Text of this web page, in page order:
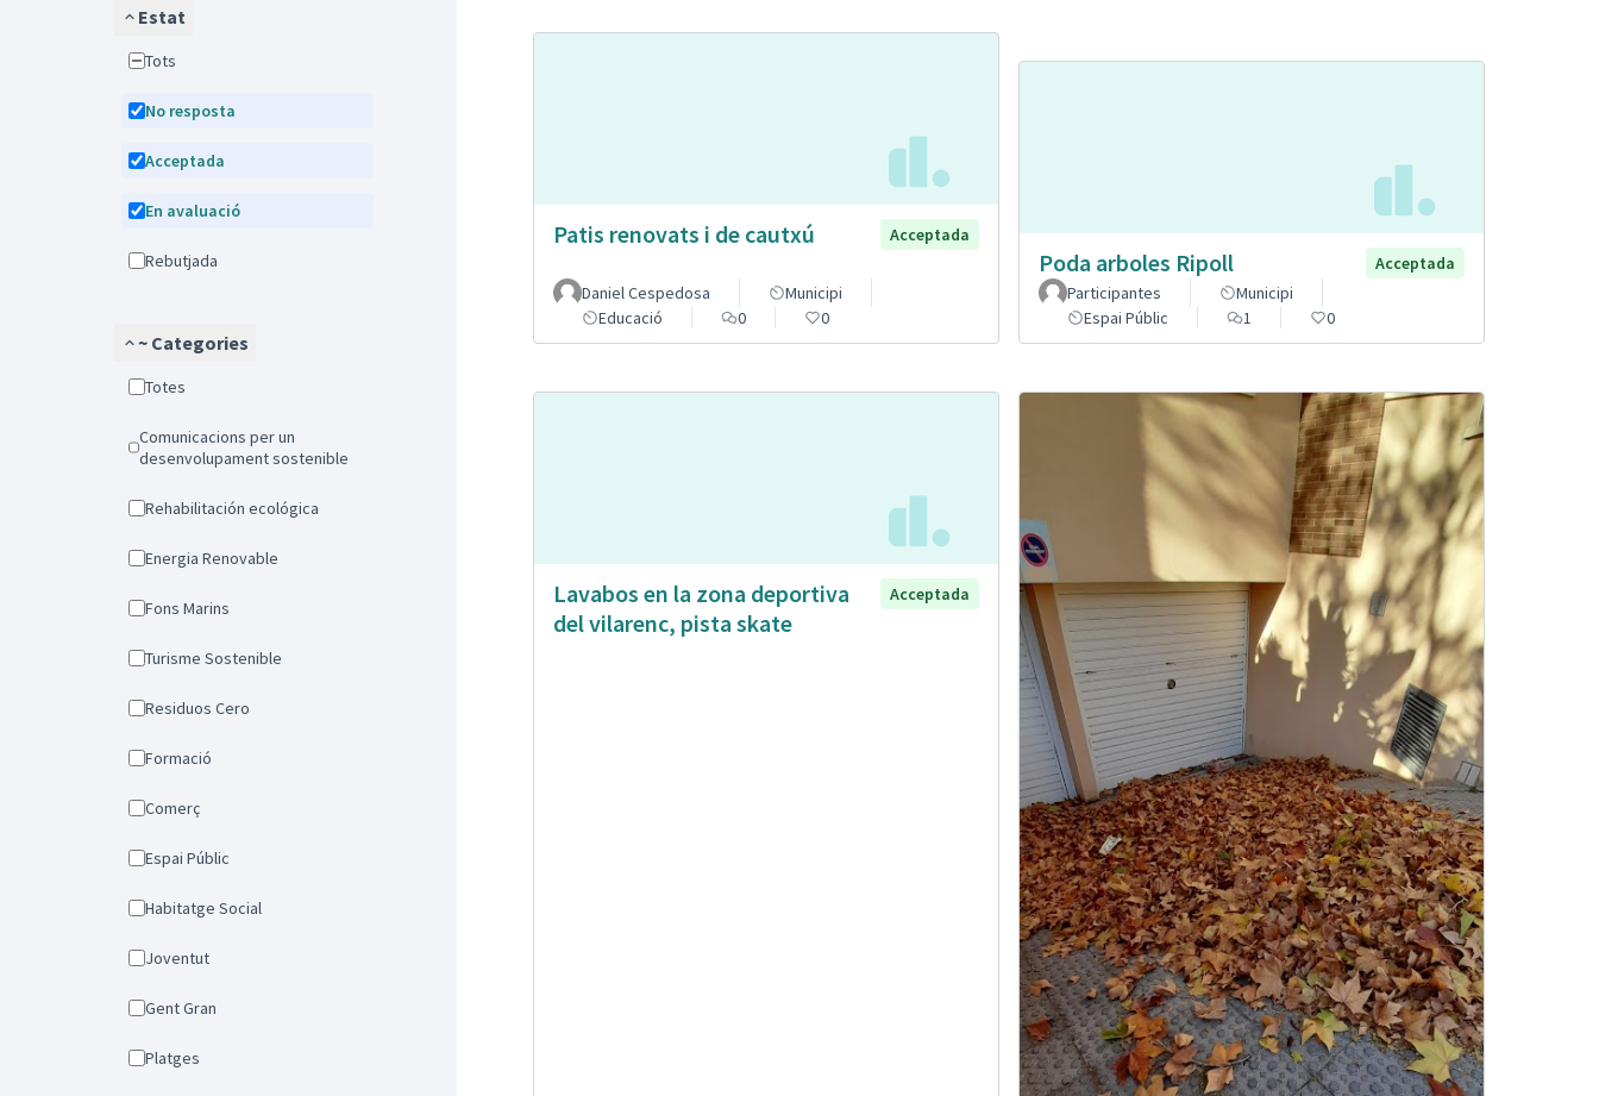
Estat
Tots
No resposta
Acceptada
En avaluació
Rebutjada
~ Categories
Totes
Comunicacions per un
desenvolupament sostenible
Rehabilitación ecológica
Energia Renovable
Fons Marins
Turisme Sostenible
Residuos Cero
Formació
Comerç
Espai Públic
Habitatge Social
Joventut
Gent Gran
Platges
Patis renovats i de cautxú Acceptada
Daniel Cespedosa
Municipi
Educació
0 0
Poda arboles Ripoll
Acceptada
Participantes
Municipi
Espai Públic
1 0
Lavabos en la zona deportiva
del vilarenc, pista skate
Acceptada